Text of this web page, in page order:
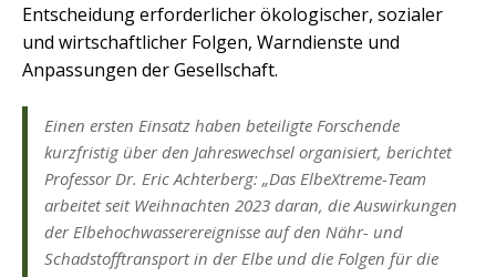
Entscheidung erforderlicher ökologischer, sozialer
und wirtschaftlicher Folgen, Warndienste und
Anpassungen der Gesellschaft.
Einen ersten Einsatz haben beteiligte Forschende
kurzfristig über den Jahreswechsel organisiert, berichtet
Professor Dr. Eric Achterberg: „Das ElbeXtreme-Team
arbeitet seit Weihnachten 2023 daran, die Auswirkungen
der Elbehochwasserereignisse auf den Nähr- und
Schadstofftransport in der Elbe und die Folgen für die